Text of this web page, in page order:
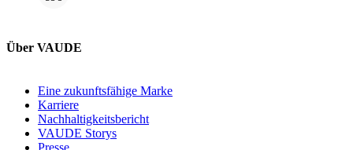
Über VAUDE
Eine zukunftsfähige Marke
Karriere
Nachhaltigkeitsbericht
VAUDE Storys